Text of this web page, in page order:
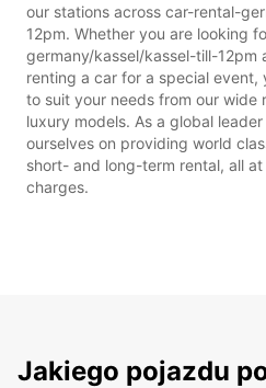
our stations across car-rental-
12pm. Whether you are looking
germany/kassel/kassel-till-12pm
renting a car for a special
to suit your needs from our wide
luxury models. As a global
ourselves on providing world
short- and long-term rental, all
charges.
Jakiego pojazdu